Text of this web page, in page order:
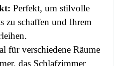
Perfekt, um stilvolle
zu schaffen und Ihrem
für verschiedene Räume
das Schlafzimmer